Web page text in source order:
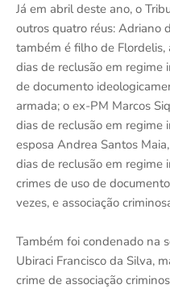
Já em abril deste ano, o
outros quatro réus: Adriano
também é filho de Flordelis,
dias de reclusão em regime
de documento
armada; o ex-PM Marcos
dias de reclusão em regime
esposa Andrea Santos
dias de reclusão em regime
crimes de uso de
vezes, e associação
Também foi condenado na
Ubiraci Francisco da Silva,
crime de associação